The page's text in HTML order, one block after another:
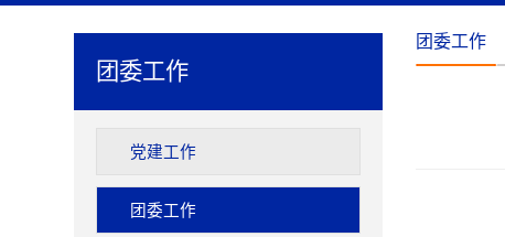
团委工作
党建工作
团委工作
团委工作